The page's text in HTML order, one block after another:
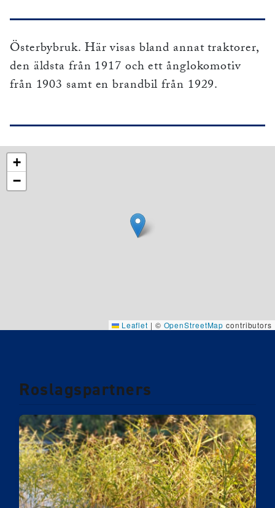
Österbybruk. Här visas bland annat traktorer,
den äldsta från 1917 och ett ånglokomotiv
från 1903 samt en brandbil från 1929.
+
−
Leaflet | © OpenStreetMap contributors
Roslagspartners